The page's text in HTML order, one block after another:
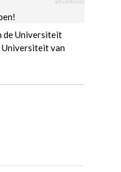
de Universiteit
Universiteit van